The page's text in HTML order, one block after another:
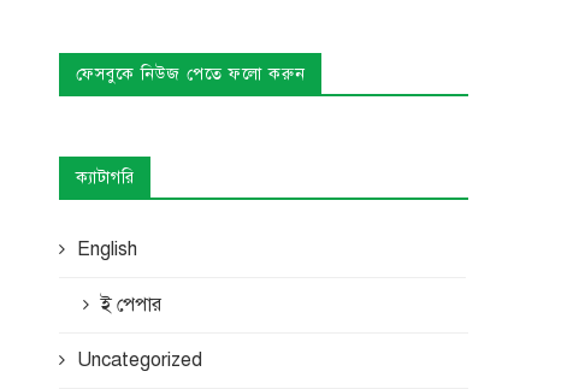
ফেসবুকে নিউজ পেতে ফলো করুন
ক্যাটাগরি
English
ই পেপার
Uncategorized